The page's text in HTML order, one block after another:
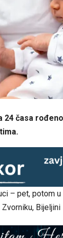
časa
– pet, potom